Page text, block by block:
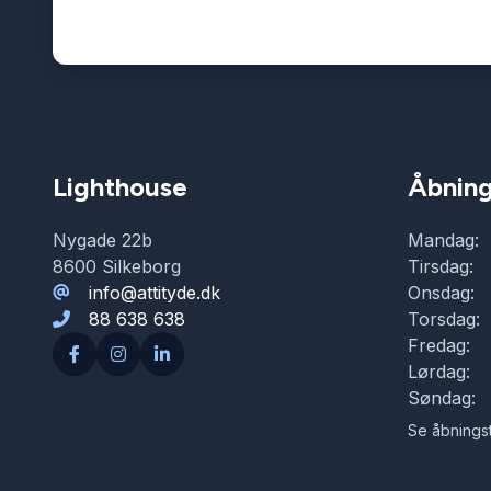
Lighthouse
Nygade 22b
8600 Silkeborg
info@attityde.dk
88 638 638
Mandag:
Tirsdag:
Onsdag:
Torsdag:
Fredag:
Lørdag:
Søndag:
Se